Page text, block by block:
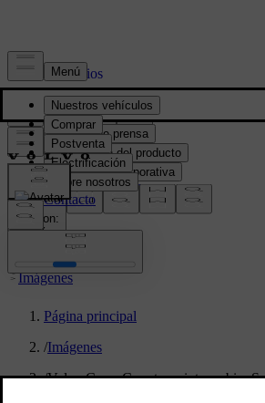
Prensa y Medios
Material de prensa
Información del producto
Información corporativa
Contacto de medios
location:
PY
Imágenes
Página principal
/Imágenes
/Volvo Cross Country winter cabin,